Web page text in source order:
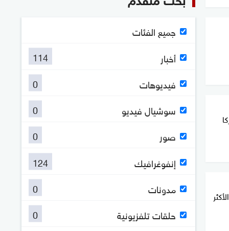
جميع الفئات
أخبار
114
فيديوهات
0
سوشيال فيديو
0
صور
0
إنفوغرافيك
124
مدونات
0
حلقات تلفزيونية
0